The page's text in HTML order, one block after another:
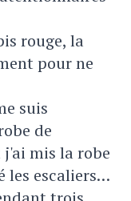
rouge, la
pour ne
suis
de
mis la robe
les escaliers…